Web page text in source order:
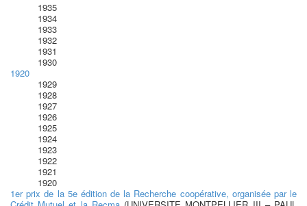
1935
1934
1933
1932
1931
1930
1920
1929
1928
1927
1926
1925
1924
1923
1922
1921
1920
1er prix de la 5e édition de la Recherche coopérative, organisée par le